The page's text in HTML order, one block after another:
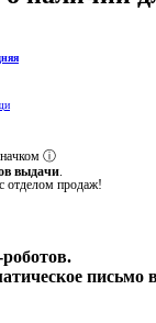
ⓘ
выдачи
отделом продаж!
письмо в